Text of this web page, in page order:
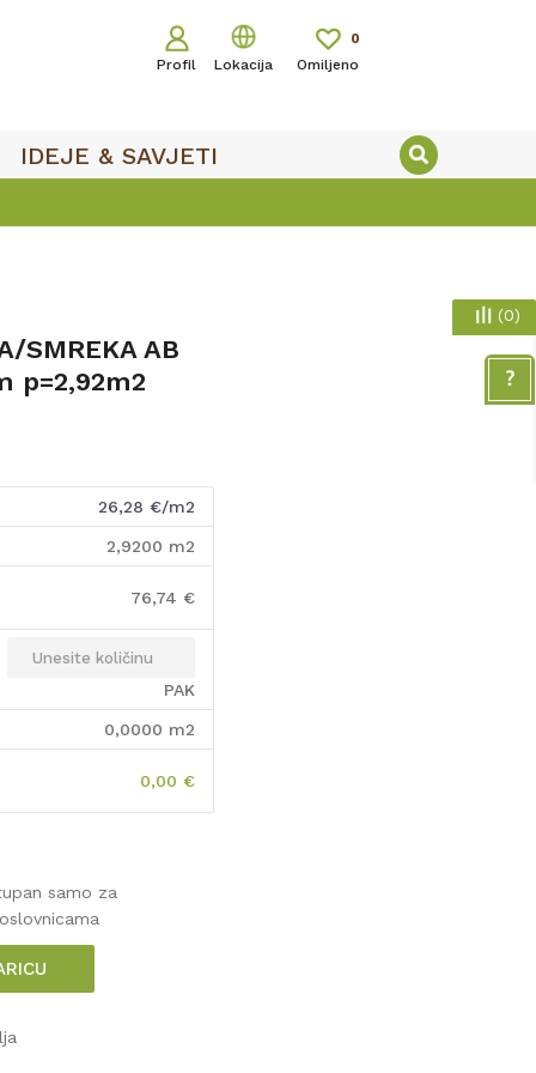
Profil Lokacija Omiljeno
0
IDEJE & SAVJETI
SMREKA AB
p=2,92m2
26,28 €/m2
2,9200 m2
76,74 €
PAK
0,0000 m2
0,00 €
samo za
(0)